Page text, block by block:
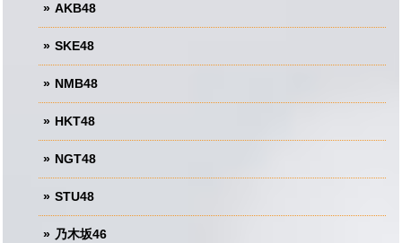
AKB48
SKE48
NMB48
HKT48
NGT48
STU48
乃木坂46